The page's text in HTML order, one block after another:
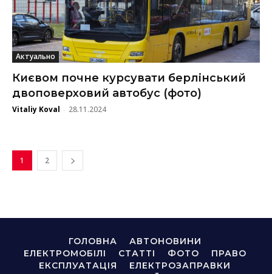
Актуально
Києвом почне курсувати берлінський
двоповерховий автобус (фото)
Vitaliy Koval - 28.11.2024
1 2
ГОЛОВНА
АВТОНОВИНИ
ЕЛЕКТРОМОБІЛІ
СТАТТІ ФОТО
ПРАВО
ЕКСПЛУАТАЦІЯ
ЕЛЕКТРОЗАПРАВКИ